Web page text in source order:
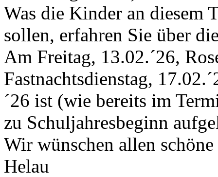
Was die Kinder an diesem
sollen, erfahren Sie über
Am Freitag, 13.02.´26,
Fastnachtsdienstag,
´26 ist (wie bereits im
zu Schuljahresbeginn
Wir wünschen allen schöne
Helau